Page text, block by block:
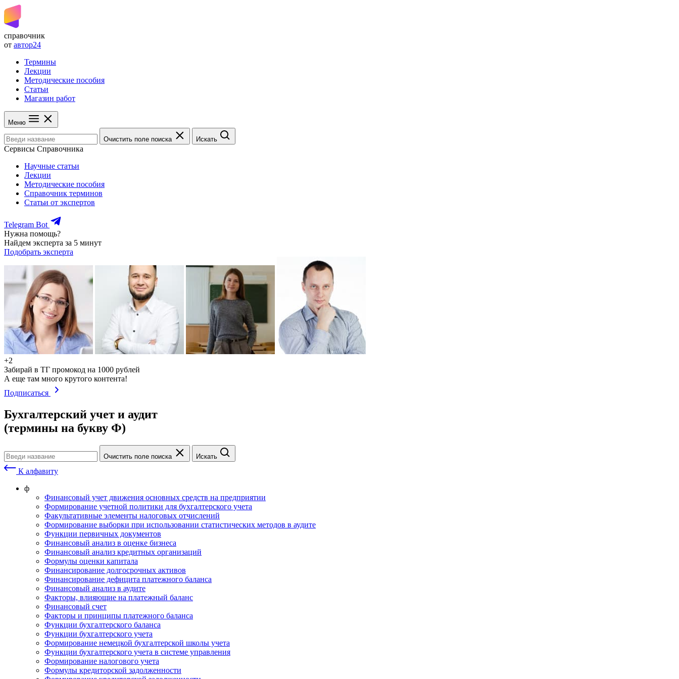
справочник
от автор24
Термины
Лекции
Методические пособия
Статьи
Магазин работ
Меню
Очистить поле поиска Искать
Сервисы Справочника
Научные статьи
Лекции
Методические пособия
Справочник терминов
Статьи от экспертов
Telegram Bot
Нужна помощь?
Найдем эксперта за 5 минут
Подобрать эксперта
+2
Забирай в ТГ промокод на 1000 рублей
А еще там много крутого контента!
Подписаться
Бухгалтерский учет и аудит
(термины на букву Ф)
Очистить поле поиска Искать
К алфавиту
ф
Финансовый учет движения основных средств на предприятии
Формирование учетной политики для бухгалтерского учета
Факультативные элементы налоговых отчислений
Формирование выборки при использовании статистических методов в аудите
Функции первичных документов
Финансовый анализ в оценке бизнеса
Финансовый анализ кредитных организаций
Формулы оценки капитала
Финансирование долгосрочных активов
Финансирование дефицита платежного баланса
Финансовый анализ в аудите
Факторы, влияющие на платежный баланс
Финансовый счет
Факторы и принципы платежного баланса
Функции бухгалтерского баланса
Функции бухгалтерского учета
Формирование немецкой бухгалтерской школы учета
Функции бухгалтерского учета в системе управления
Формирование налогового учета
Формулы кредиторской задолженности